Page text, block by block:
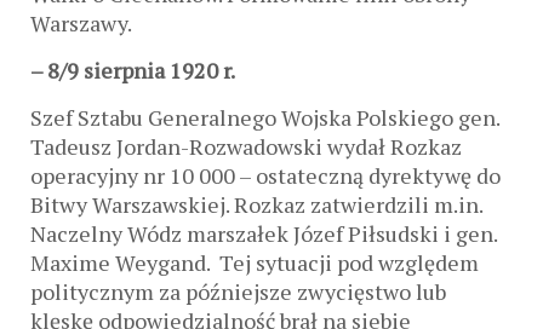
Warszawy.
– 8/9 sierpnia 1920 r.
Szef Sztabu Generalnego Wojska Polskiego gen.
Tadeusz Jordan-Rozwadowski wydał Rozkaz
operacyjny nr 10 000 – ostateczną dyrektywę do
Bitwy Warszawskiej. Rozkaz zatwierdzili m.in.
Naczelny Wódz marszałek Józef Piłsudski i gen.
Maxime Weygand. Tej sytuacji pod względem
politycznym za późniejsze zwycięstwo lub
klęskę odpowiedzialność brał na siebie